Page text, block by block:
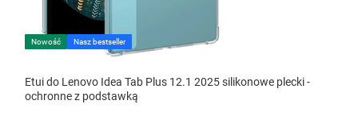
Nowość Nasz bestseller
Etui do Lenovo Idea Tab Plus 12.1 2025 silikonowe plecki -
ochronne z podstawką